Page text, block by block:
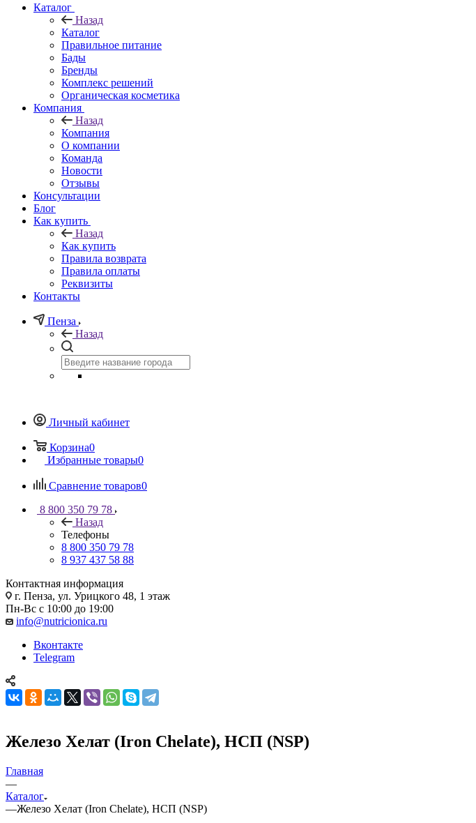
Каталог
Назад
Каталог
Правильное питание
Бады
Бренды
Комплекс решений
Органическая косметика
Компания
Назад
Компания
О компании
Команда
Новости
Отзывы
Консультации
Блог
Как купить
Назад
Как купить
Правила возврата
Правила оплаты
Реквизиты
Контакты
Пенза
Назад
Личный кабинет
Корзина0
Избранные товары0
Сравнение товаров0
8 800 350 79 78
Назад
Телефоны
8 800 350 79 78
8 937 437 58 88
Контактная информация
г. Пенза, ул. Урицкого 48, 1 этаж
Пн-Вс с 10:00 до 19:00
info@nutricionica.ru
Вконтакте
Telegram
Железо Хелат (Iron Chelate), НСП (NSP)
Главная
—
Каталог
—Железо Хелат (Iron Chelate), НСП (NSP)